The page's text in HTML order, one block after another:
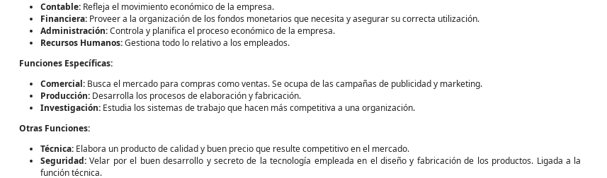
Contable: Refleja el movimiento económico de la empresa.
Financiera: Proveer a la organización de los fondos monetarios que necesita y asegurar su correcta utilización.
Administración:Controla y planifica el proceso económico de la empresa.
Recursos Humanos:Gestiona todo lo relativo a los empleados.
Funciones Específicas:
Comercial: Busca el mercado para compras como ventas. Se ocupa de las campañas de publicidad y marketing.
Producción: Desarrolla los procesos de elaboración y fabricación.
Investigación: Estudia los sistemas de trabajo que hacen más competitiva a una organización.
Otras Funciones:
Técnica: Elabora un producto de calidad y buen precio que resulte competitivo en el mercado.
Seguridad: Velar por el buen desarrollo y secreto de la tecnología empleada en el diseño y fabricación de los productos. Ligada a la
función técnica.